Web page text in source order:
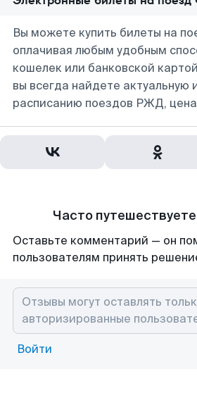
Вы можете купить билеты на
оплачивая любым удобным
кошелек или банковской
вы всегда найдете
расписанию поездов РЖД,
Часто
Оставьте комментарий — он
пользователям принять
Войти